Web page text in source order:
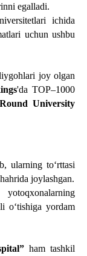
egalladi.
ichida
uchun ushbu
'da TOP–1000
Round University
ularning toʻrttasi
joylashgan.
oʻtishiga yordam
ham tashkil